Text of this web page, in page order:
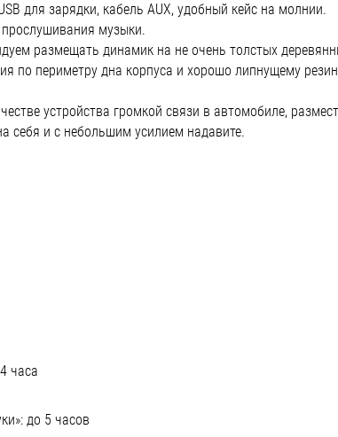
для зарядки, кабель AUX, удобный кейс на молнии.
музыки.
размещать динамик на не очень толстых
по периметру дна корпуса и хорошо липнущему
устройства громкой связи в автомобиле,
себя и с небольшим усилием надавите.
часа
до 5 часов